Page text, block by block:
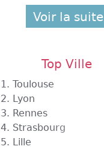
Voir la suite
Top Ville
1. Toulouse
2. Lyon
3. Rennes
4. Strasbourg
5. Lille